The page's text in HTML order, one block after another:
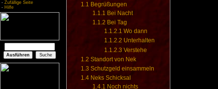
- Zufällige Seite
- Hilfe
1.1 Begrüßungen
1.1.1 Bei Nacht
1.1.2 Bei Tag
1.1.2.1 Wo dann
1.1.2.2 Unterhalten
1.1.2.3 Verstehe
1.2 Standort von Nek
1.3 Schutzgeld einsammeln
1.4 Neks Schicksal
1.4.1 Noch nichts